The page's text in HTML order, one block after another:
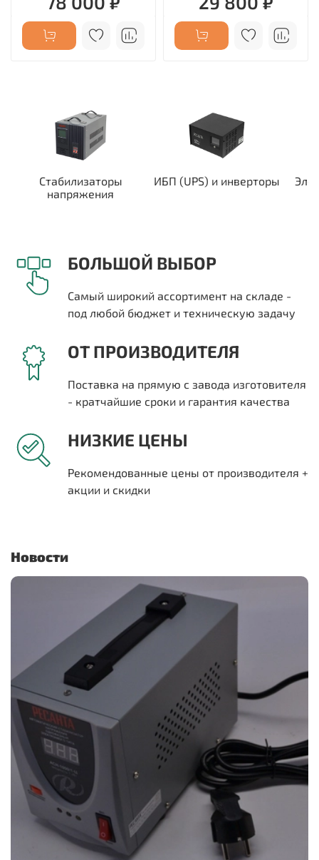
Стабилизаторы
напряжения
ИБП (UPS) и инверторы
БОЛЬШОЙ ВЫБОР
Самый широкий ассортимент на складе -
под любой бюджет и техническую задачу
ОТ ПРОИЗВОДИТЕЛЯ
Поставка на прямую с завода изготовителя
- кратчайшие сроки и гарантия качества
НИЗКИЕ ЦЕНЫ
Рекомендованные цены от производителя +
акции и скидки
Новости